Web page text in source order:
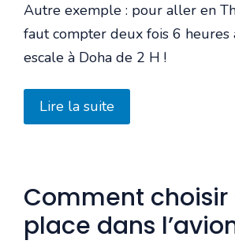
Autre exemple : pour aller en
faut compter deux fois 6 heures
escale à Doha de 2 H !
Lire la suite
Comment choisir
place dans